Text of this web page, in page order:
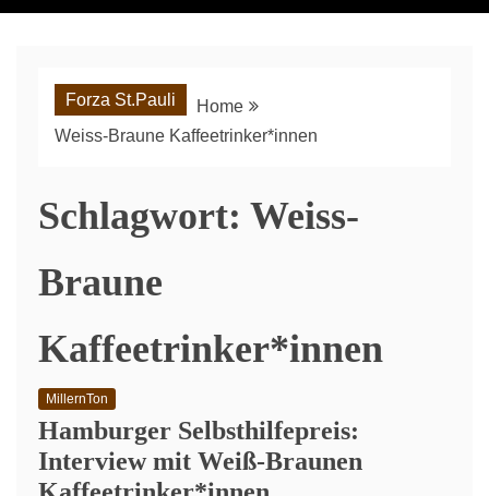
Forza St.Pauli
Home
Weiss-Braune Kaffeetrinker*innen
Schlagwort: Weiss-
Braune
Kaffeetrinker*innen
MillernTon
Hamburger Selbsthilfepreis:
Interview mit Weiß-Braunen